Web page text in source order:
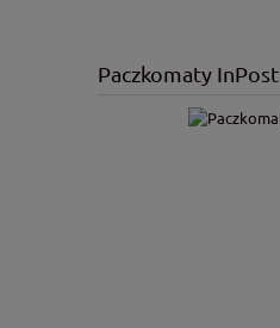
Paczkomaty InPost